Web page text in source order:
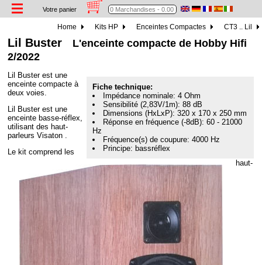
Votre panier
Home Kits HP Enceintes Compactes CT3 .. Lil
Lil Buster L'enceinte compacte de Hobby Hifi
2/2022
Fiche technique:
Impédance nominale: 4 Ohm
Sensibilité (2,83V/1m): 88 dB
Dimensions (HxLxP): 320 x 170 x 250 mm
Réponse en fréquence (-8dB): 60 - 21000
Hz
Fréquence(s) de coupure: 4000 Hz
Principe: bassréflex
Lil Buster est une
enceinte compacte à
deux voies.
Lil Buster est une
enceinte basse-réflex,
utilisant des haut-
parleurs Visaton .
Le kit comprend les
haut-